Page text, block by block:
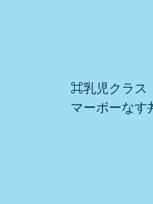
⌘乳児クラス
マーボーなす